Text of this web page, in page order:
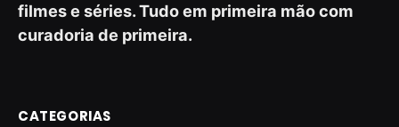
filmes e séries. Tudo em primeira mão com
curadoria de primeira.
CATEGORIAS